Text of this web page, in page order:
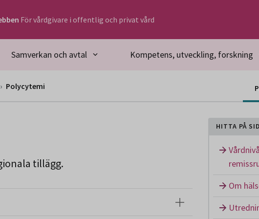
För vårdgivare i offentlig och privat vård
Samverkan och avtal Kompetens, utveckling, forskning
Polycytemi
HITTA PÅ
Om
tillägg.